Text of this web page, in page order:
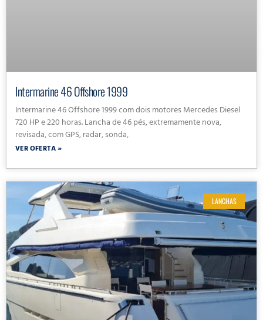
Intermarine 46 Offshore 1999
Intermarine 46 Offshore 1999 com dois motores Mercedes Diesel
720 HP e 220 horas. Lancha de 46 pés, extremamente nova,
revisada, com GPS, radar, sonda,
VER OFERTA »
LANCHAS